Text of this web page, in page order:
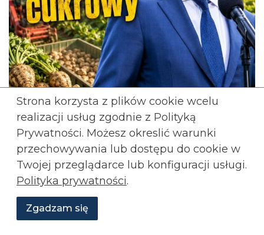
Paweł Usiądek: Minister finansów Andrzej
Domański skierował do konsultacji projekt
Strona korzysta z plików cookie wcelu
realizacji usług zgodnie z Polityką
Prywatności. Możesz okreslić warunki
przechowywania lub dostępu do cookie w
Twojej przeglądarce lub konfiguracji usługi.
Polityka prywatności.
Zgadzam się